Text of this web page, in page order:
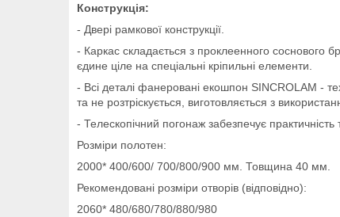
Конструкція:
- Двері рамкової конструкції.
- Каркас складається з проклеенного соснового
єдине ціле на спеціальні кріпильні елементи.
- Всі деталі фанеровані екошпон SINCROLAM -
та не розтріскується, виготовляється з
- Телескопічний погонаж забезпечує практичність
Розміри полотен:
2000* 400/600/ 700/800/900 мм. Товщина 40 мм.
Рекомендовані розміри отворів (відповідно):
2060* 480/680/780/880/980